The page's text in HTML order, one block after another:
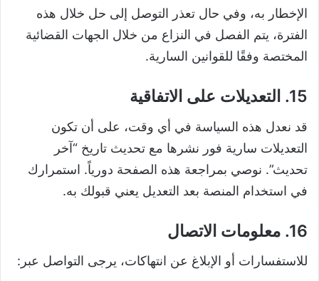
الإخطار به، وفي حال تعذر التوصل إلى حل خلال هذه
الفترة، يتم الفصل في النزاع من خلال الجهات القضائية
المختصة وفقًا للقوانين السارية.
15. التعديلات على الاتفاقية
قد نعدل هذه السياسة في أي وقت، على أن تكون
التعديلات سارية فور نشرها مع تحديث تاريخ “آخر
تحديث”. نوصي بمراجعة هذه الصفحة دورياً. استمرارك
في استخدام المنصة بعد التعديل يعني قبولك به.
16. معلومات الاتصال
للاستفسارات أو الإبلاغ عن انتهاكات، يرجى التواصل عبر: